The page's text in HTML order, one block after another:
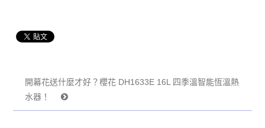
開幕花送什麼才好？櫻花 DH1633E 16L 四季溫智能恆溫熱
水器！